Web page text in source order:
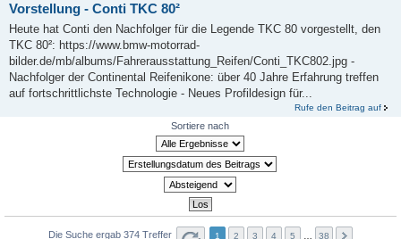
Vorstellung - Conti TKC 80²
Heute hat Conti den Nachfolger für die Legende TKC 80 vorgestellt, den
TKC 80²: https://www.bmw-motorrad-
bilder.de/mb/albums/Fahrerausstattung_Reifen/Conti_TKC802.jpg -
Nachfolger der Continental Reifenikone: über 40 Jahre Erfahrung treffen
auf fortschrittlichste Technologie - Neues Profildesign für...
Rufe den Beitrag auf
Sortiere nach
Die Suche ergab 374 Treffer 1 2 3 4 5 38